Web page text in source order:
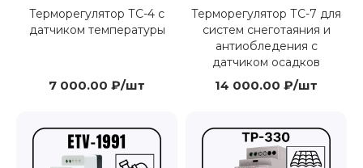
Терморегулятор ТС-4 с
датчиком температуры
7 000.00 ₽/шт
Терморегулятор ТС-7 для
систем снеготаяния и
антиобледения с
датчиком осадков
14 000.00 ₽/шт